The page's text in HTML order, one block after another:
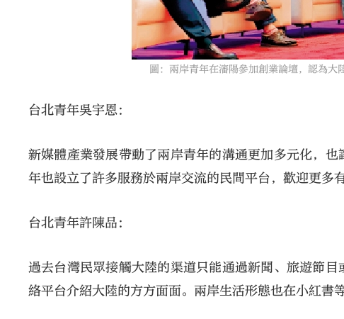
圖：兩岸青年在瀋陽參加創業論壇，認為大
台北青年吳宇恩：
新媒體產業發展帶動了兩岸青年的溝通更加多元化，
年也設立了許多服務於兩岸交流的民間平台，歡迎更多
台北青年許陳品：
過去台灣民眾接觸大陸的渠道只能通過新聞、旅遊節
絡平台介紹大陸的方方面面。兩岸生活形態也在小紅書